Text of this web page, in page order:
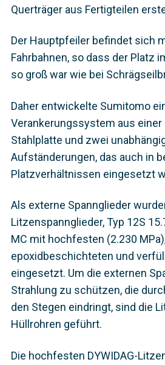
Querträger aus Fertigteilen
Der Hauptpfeiler befindet sich
Fahrbahnen, so dass der Platz
so groß war wie bei
Daher entwickelte Sumitomo
Verankerungssystem aus einer
Stahlplatte und zwei
Aufständerungen, das auch in
Platzverhältnissen eingesetzt
Als externe Spannglieder
Litzenspannglieder, Typ 12S
MC mit hochfesten (2.230
epoxidbeschichteten und
eingesetzt. Um die externen
Strahlung zu schützen, die
den Stegen eindringt, sind die
Hüllrohren geführt.
Die hochfesten DYWIDAG-